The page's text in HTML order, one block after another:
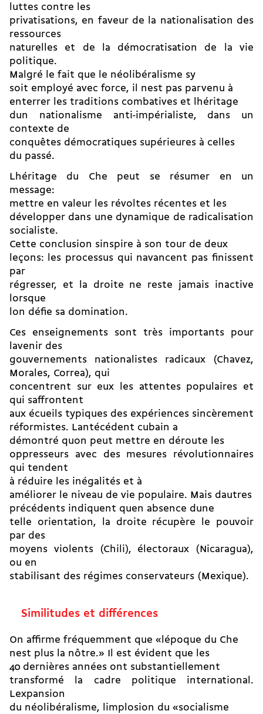
luttes contre les
privatisations, en faveur de la nationalisation des
ressources
naturelles et de la démocratisation de la vie
politique.
Malgré le fait que le néolibéralisme sy
soit employé avec force, il nest pas parvenu à
enterrer les traditions combatives et lhéritage
dun nationalisme anti-impérialiste, dans un
contexte de
conquêtes démocratiques supérieures à celles
du passé.
Lhéritage du Che peut se résumer en un
message:
mettre en valeur les révoltes récentes et les
développer dans une dynamique de radicalisation
socialiste.
Cette conclusion sinspire à son tour de deux
leçons: les processus qui navancent pas finissent
par
régresser, et la droite ne reste jamais inactive
lorsque
lon défie sa domination.
Ces enseignements sont très importants pour
lavenir des
gouvernements nationalistes radicaux (Chavez,
Morales, Correa), qui
concentrent sur eux les attentes populaires et
qui saffrontent
aux écueils typiques des expériences sincèrement
réformistes. Lantécédent cubain a
démontré quon peut mettre en déroute les
oppresseurs avec des mesures révolutionnaires
qui tendent
à réduire les inégalités et à
améliorer le niveau de vie populaire. Mais dautres
précédents indiquent quen absence dune
telle orientation, la droite récupère le pouvoir
par des
moyens violents (Chili), électoraux (Nicaragua),
ou en
stabilisant des régimes conservateurs (Mexique).
Similitudes et différences
On affirme fréquemment que «lépoque du Che
nest plus la nôtre.» Il est évident que les
40 dernières années ont substantiellement
transformé la cadre politique international.
Lexpansion
du néolibéralisme, limplosion du «socialisme